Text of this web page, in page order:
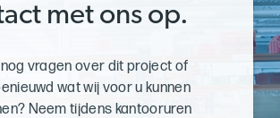
met ons op.
vragen over dit project of
wat wij voor u kunnen
Neem tijdens kantooruren